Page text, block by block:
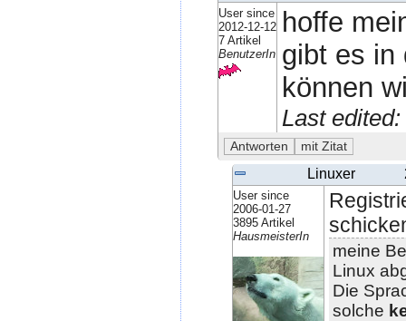
User since
2012-12-12
7 Artikel
BenutzerIn
hoffe
gibt es in
können
Last
Linuxer
User since
2006-01-27
3895 Artikel
HausmeisterIn
meine
Linux
Die
solche